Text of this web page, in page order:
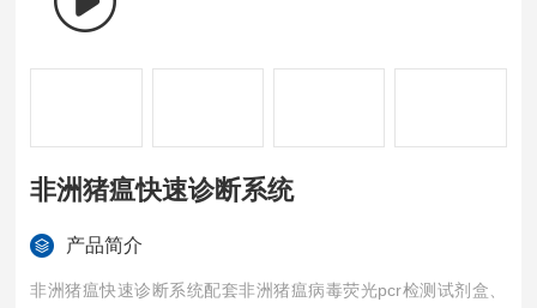
非洲猪瘟快速诊断系统
产品简介
非洲猪瘟快速诊断系统配套非洲猪瘟病毒荧光pcr检测试剂盒、